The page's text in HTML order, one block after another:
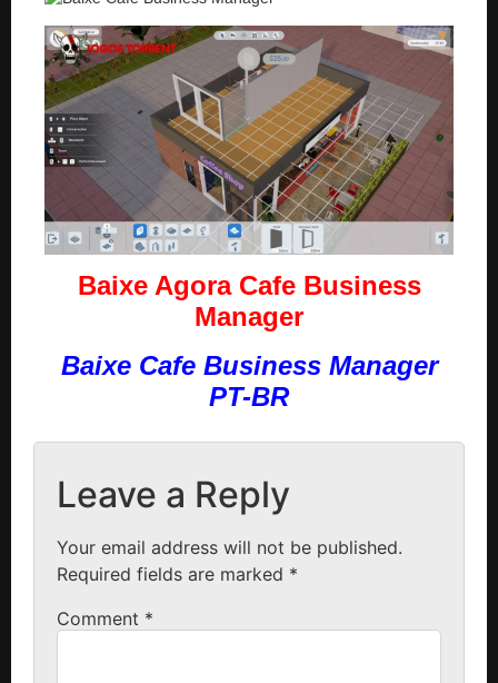
Baixe Agora Cafe Business
Manager
Baixe Cafe Business Manager
PT-BR
Leave a Reply
Your email address will not be published.
Required fields are marked *
Comment *